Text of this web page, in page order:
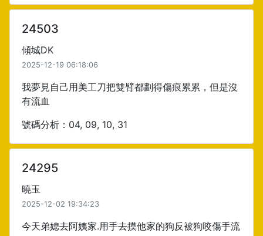
24503
傾城DK
2025-12-19 06:18:06
我夢見自己用美工刀把雙臂都劃得傷痕累累，但是沒
有流血
號碼分析：04, 09, 10, 31
24295
曉玉
2025-12-02 19:34:23
今天弟媳去阿姨家.用手去摸他家的狗反被狗咬傷手流